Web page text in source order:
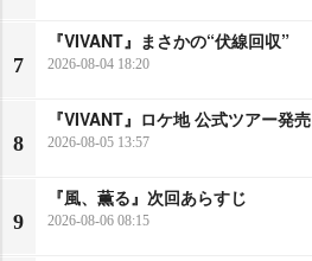
7
『VIVANT』まさかの“伏線回収”
2026-08-04 18:20
8
『VIVANT』ロケ地 公式ツアー発売
2026-08-05 13:57
9
『風、薫る』次回あらすじ
2026-08-06 08:15